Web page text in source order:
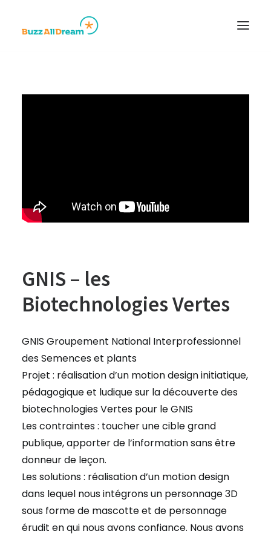
GNIS – les
Biotechnologies Vertes
GNIS Groupement National Interprofessionnel
des Semences et plants
Projet : réalisation d’un motion design initiatique,
pédagogique et ludique sur la découverte des
biotechnologies Vertes pour le GNIS
Les contraintes : toucher une cible grand
publique, apporter de l’information sans être
donneur de leçon.
Les solutions : réalisation d’un motion design
dans lequel nous intégrons un personnage 3D
sous forme de mascotte et de personnage
érudit en qui nous avons confiance. Nous avons